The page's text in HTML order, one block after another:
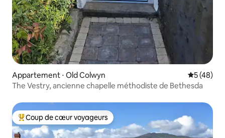
Appartement ⋅ Old Colwyn
5 (48)
The Vestry, ancienne chapelle méthodiste de Bethesda
Coups de cœur voyageurs les plus appréciés
Coup de cœur voyageurs